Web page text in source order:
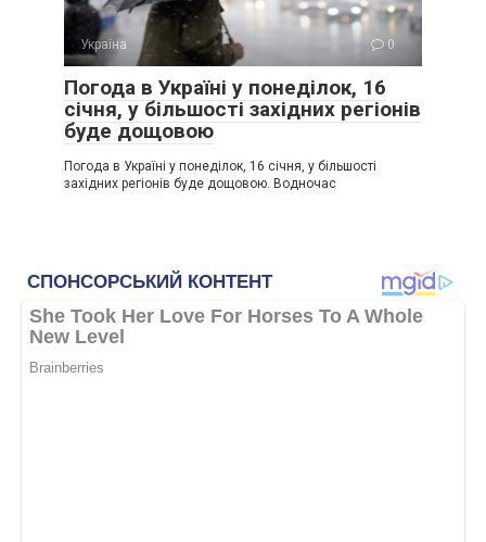
Україна 0
Погода в Україні у понеділок, 16
січня, у більшості західних регіонів
буде дощовою
Погода в Україні у понеділок, 16 січня, у більшості
західних регіонів буде дощовою. Водночас